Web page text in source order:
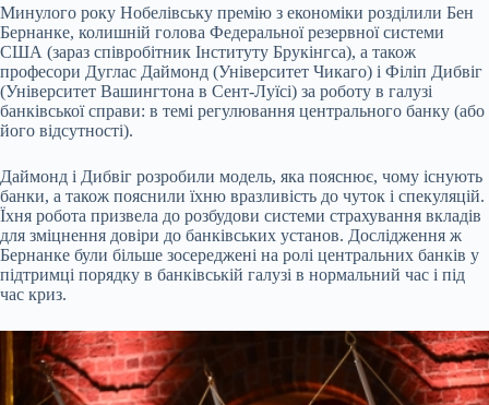
Минулого року Нобелівську премію з економіки розділили Бен
Бернанке, колишній голова Федеральної резервної системи
США (зараз співробітник Інституту Брукінгса), а також
професори Дуглас Даймонд (Університет Чикаго) і Філіп Дибвіг
(Університет Вашингтона в Сент-Луїсі) за роботу в галузі
банківської справи: в темі регулювання центрального банку (або
його відсутності).
Даймонд і Дибвіг розробили модель, яка пояснює, чому існують
банки, а також пояснили їхню вразливість до чуток і спекуляцій.
Їхня робота призвела до розбудови системи страхування вкладів
для зміцнення довіри до банківських установ. Дослідження ж
Бернанке були більше зосереджені на ролі центральних банків у
підтримці порядку в банківській галузі в нормальний час і під
час криз.